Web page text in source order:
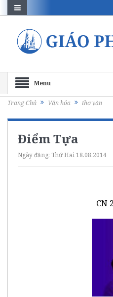
Menu
Trang Chủ Văn hóa thơ văn
Điểm Tựa
Ngày đăng: Thứ Hai 18.08.2014
CN